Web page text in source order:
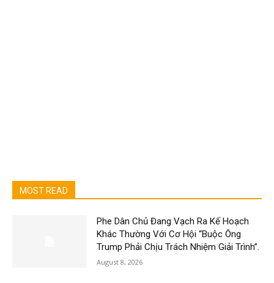
MOST READ
Phe Dân Chủ Đang Vạch Ra Kế Hoạch
Khác Thường Với Cơ Hội “Buộc Ông
Trump Phải Chịu Trách Nhiệm Giải Trình”.
August 8, 2026